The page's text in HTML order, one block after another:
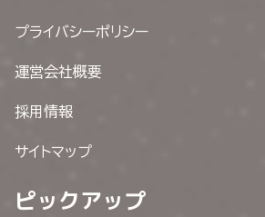
プライバシーポリシー
運営会社概要
採用情報
サイトマップ
ピックアップ